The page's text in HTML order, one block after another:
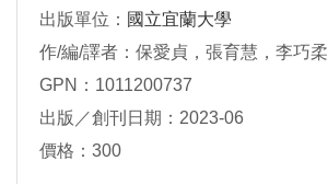
出版單位： 國立宜蘭大學
作/編/譯者：保愛貞，張育慧，李巧柔
GPN：1011200737
出版／創刊日期：2023-06
價格：300